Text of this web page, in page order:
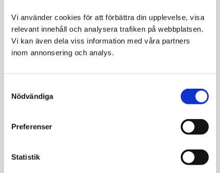
Vi använder cookies för att förbättra din upplevelse, visa
relevant innehåll och analysera trafiken på webbplatsen.
Vi kan även dela viss information med våra partners
inom annonsering och analys.
Selection
Nödvändiga
Preferenser
Statistik
´s är säkra på att din
hund eller katt
kommer gilla
Hill's® Prescription Diet® maten.
Relaterade produkter